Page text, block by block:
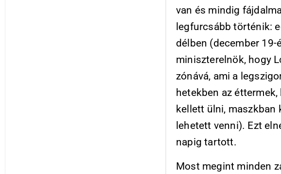
van és mindig
legfurcsább történik:
délben (december
miniszterelnök, hogy
zónává, ami a
hetekben az
kellett ülni, maszkban
lehetett venni). Ezt
napig tartott.
Most megint minden